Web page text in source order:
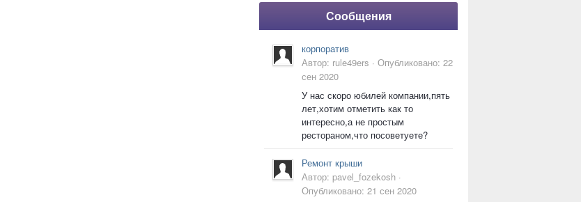
Сообщения
корпоратив
Автор: rule49ers · Опубликовано: 22
сен 2020
У нас скоро юбилей компании,пять
лет,хотим отметить как то
интересно,а не простым
рестораном,что посоветуете?
Ремонт крыши
Автор: pavel_fozekosh ·
Опубликовано: 21 сен 2020